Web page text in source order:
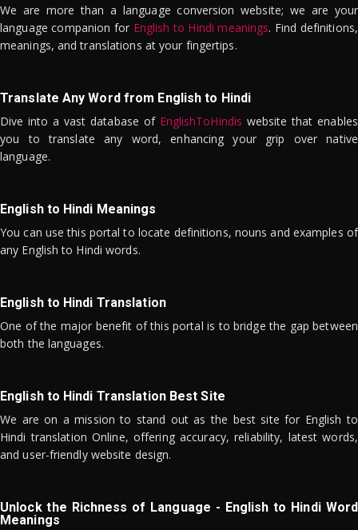
We are more than a language conversion website; we are your
language companion for English to Hindi meanings. Find definitions,
meanings, and translations at your fingertips.
Translate Any Word from English to Hindi
Dive into a vast database of EnglishToHindis website that enables
you to translate any word, enhancing your grip over native
language.
English to Hindi Meanings
You can use this portal to locate definitions, nouns and examples of
any English to Hindi words.
English to Hindi Translation
One of the major benefit of this portal is to bridge the gap between
both the languages.
English to Hindi Translation Best Site
We are on a mission to stand out as the best site for English to
Hindi translation Online, offering accuracy, reliability, latest words,
and user-friendly website design.
Unlock the Richness of Language - English to Hindi Word
Meanings